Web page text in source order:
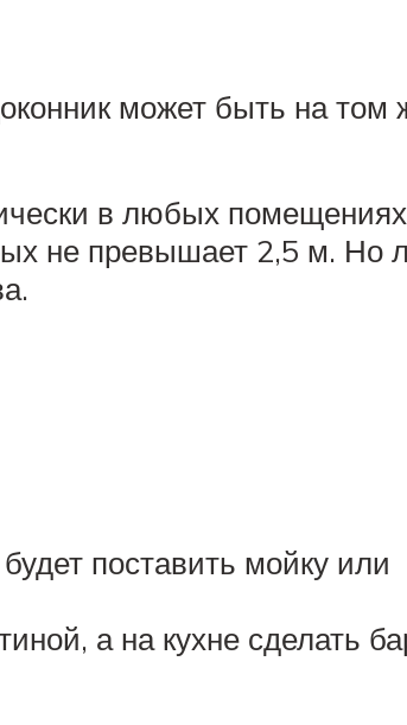
может быть на том
в любых
не превышает 2,5 м. Но
поставить мойку или
а на кухне сделать